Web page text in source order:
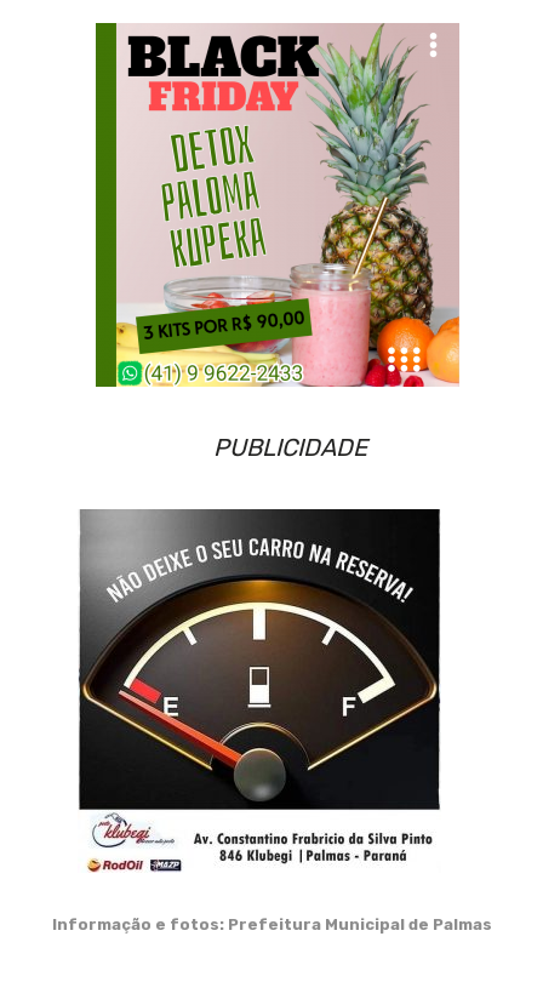
PUBLICIDADE
Informação e fotos: Prefeitura Municipal de Palmas